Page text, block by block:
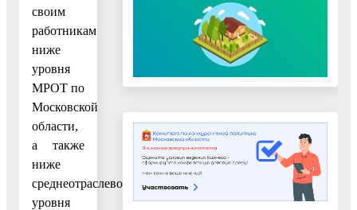
своим
работникам
ниже
уровня
МРОТ по
Московской
области,
а также
ниже
среднеотраслевого
уровня